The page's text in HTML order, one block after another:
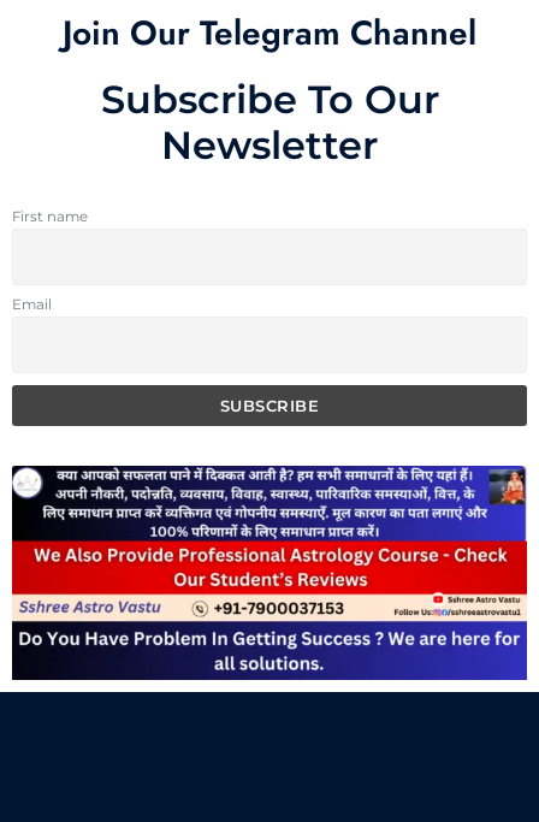
Join Our Telegram Channel
Subscribe To Our
Newsletter
First name
Email